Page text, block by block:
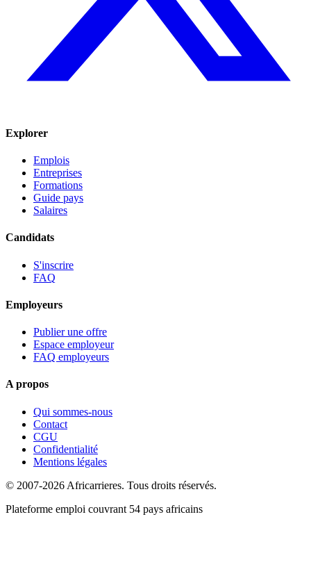
Explorer
Emplois
Entreprises
Formations
Guide pays
Salaires
Candidats
S'inscrire
FAQ
Employeurs
Publier une offre
Espace employeur
FAQ employeurs
A propos
Qui sommes-nous
Contact
CGU
Confidentialité
Mentions légales
© 2007-2026 Africarrieres. Tous droits réservés.
Plateforme emploi couvrant 54 pays africains